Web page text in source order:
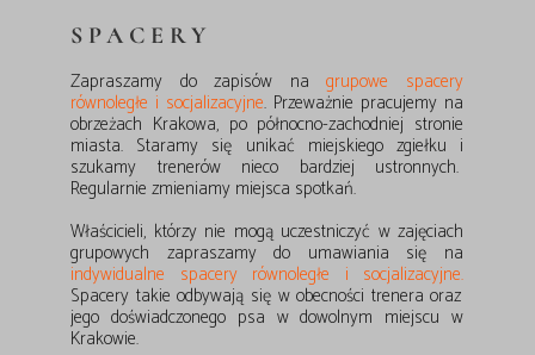
SPACERY
Zapraszamy do zapisów nagrupowe spacery
równoległe i socjalizacyjne. Przeważnie pracujemy na
obrzeżach Krakowa, po północno-zachodniej stronie
miasta. Staramy się unikać miejskiego zgiełku i
szukamy trenerów nieco bardziej ustronnych.
Regularnie zmieniamy miejsca spotkań.
Właścicieli, którzy nie mogą uczestniczyć w zajęciach
grupowych zapraszamy do umawiania się na
indywidualne spacery równoległe i socjalizacyjne.
Spacery takie odbywają się w obecności trenera oraz
jego doświadczonego psa w dowolnym miejscu w
Krakowie.